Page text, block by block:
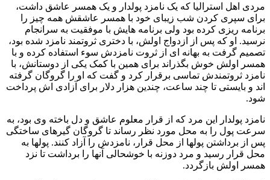
مردی اهل استرالیا که یک نامزد پولدار و یک همسر عاشق داشت،
برای سپری کردن شب زیبای خود با همسر عاشقش همه چیز را
برنامه ریزی کرده بود ولی برنامه هایش با موفقیت به سرانجام
نرسید. او که پس از ازدواج اولش، با دختری ثروتمند نامزد شده بود،
تصمیم گرفت به بهانه ای از ثروت نامزدش سوء استفاده کرده و با
همسر اولش خوش بگذراند برای همین با کمک یکی از دوستانش، با
نامزد ثروتمندش تماسی برقرار کرد و گفت که او را گروگان گرفته
اند و بایستی تا چند ساعت، چندین هزار دلار برای آزادی اش پرداخت
شود.
نامزد پولدار این مرد که از قرار معلوم عاشق و دل باخته وی بود، به
سرعت پول را به محل مورد نظر رساند تا گروگان گیرهای ساختگی
پس از برداشتن پولها از محل قرار، نامزدش را آزاد کنند. پولها به
محل قرار رسید و مرد دوزنه با خوشحالی آنها را برداشت تا نزد
همسر اولش بازگردد.